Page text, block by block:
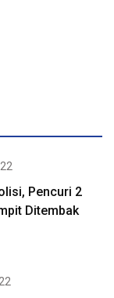
Pencuri 2
Ditembak